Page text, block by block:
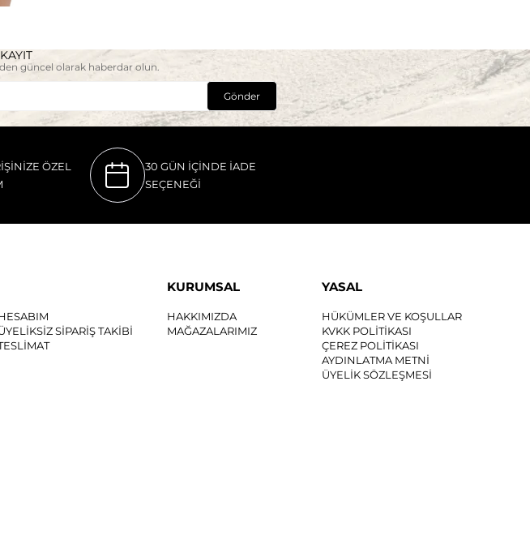
güncel olarak haberdar olun.
Gönder
ÖZEL
30 GÜN İÇİNDE İADE
SEÇENEĞİ
SİPARİŞ TAKİBİ
KURUMSAL
HAKKIMIZDA
MAĞAZALARIMIZ
YASAL
HÜKÜMLER VE KOŞULLAR
KVKK POLİTİKASI
ÇEREZ POLİTİKASI
AYDINLATMA METNİ
ÜYELİK SÖZLEŞMESİ